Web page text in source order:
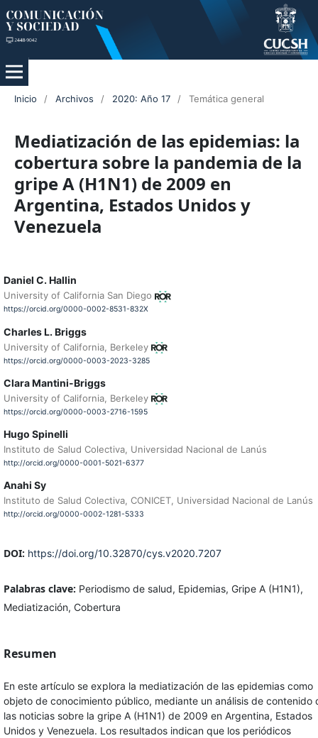
Inicio / Archivos / 2020: Año 17 / Temática general
Mediatización de las epidemias: la
cobertura sobre la pandemia de la
gripe A (H1N1) de 2009 en
Argentina, Estados Unidos y
Venezuela
Daniel C. Hallin
University of California San Diego
https://orcid.org/0000-0002-8531-832X
Charles L. Briggs
University of California, Berkeley
https://orcid.org/0000-0003-2023-3285
Clara Mantini-Briggs
University of California, Berkeley
https://orcid.org/0000-0003-2716-1595
Hugo Spinelli
Instituto de Salud Colectiva, Universidad Nacional de Lanús
http://orcid.org/0000-0001-5021-6377
Anahi Sy
Instituto de Salud Colectiva, CONICET, Universidad Nacional de Lanús
http://orcid.org/0000-0002-1281-5333
DOI: https://doi.org/10.32870/cys.v2020.7207
Palabras clave: Periodismo de salud, Epidemias, Gripe A (H1N1),
Mediatización, Cobertura
Resumen
En este artículo se explora la mediatización de las epidemias como
objeto de conocimiento público, mediante un análisis de contenido
las noticias sobre la gripe A (H1N1) de 2009 en Argentina, Estados
Unidos y Venezuela. Los resultados indican que los periódicos